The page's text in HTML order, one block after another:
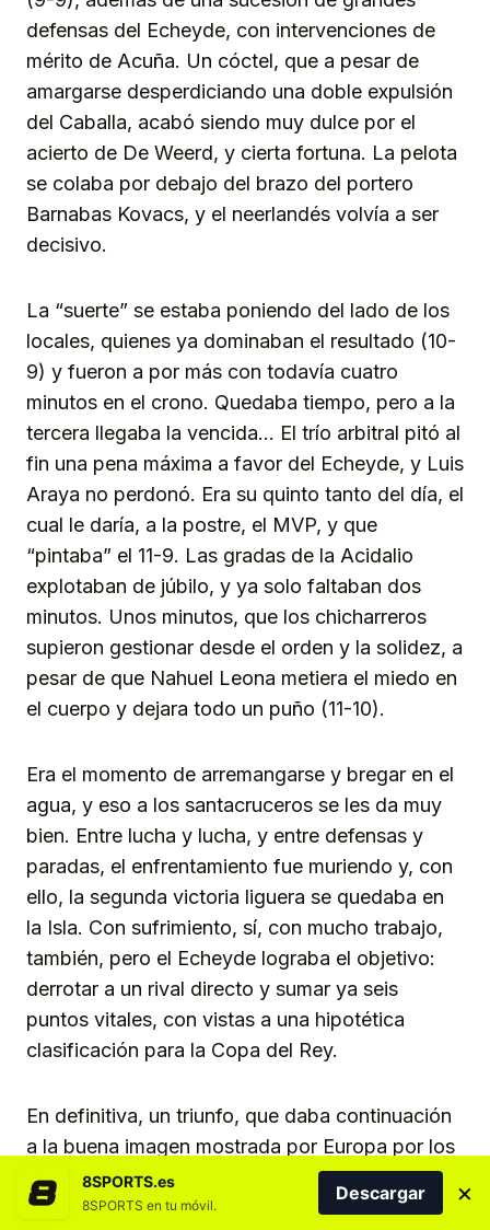
defensas del Echeyde, con intervenciones de
mérito de Acuña. Un cóctel, que a pesar de
amargarse desperdiciando una doble expulsión
del Caballa, acabó siendo muy dulce por el
acierto de De Weerd, y cierta fortuna. La pelota
se colaba por debajo del brazo del portero
Barnabas Kovacs, y el neerlandés volvía a ser
decisivo.
La “suerte” se estaba poniendo del lado de los
locales, quienes ya dominaban el resultado (10-
9) y fueron a por más con todavía cuatro
minutos en el crono. Quedaba tiempo, pero a la
tercera llegaba la vencida… El trío arbitral pitó al
fin una pena máxima a favor del Echeyde, y Luis
Araya no perdonó. Era su quinto tanto del día, el
cual le daría, a la postre, el MVP, y que
“pintaba” el 11-9. Las gradas de la Acidalio
explotaban de júbilo, y ya solo faltaban dos
minutos. Unos minutos, que los chicharreros
supieron gestionar desde el orden y la solidez, a
pesar de que Nahuel Leona metiera el miedo en
el cuerpo y dejara todo un puño (11-10).
Era el momento de arremangarse y bregar en el
agua, y eso a los santacruceros se les da muy
bien. Entre lucha y lucha, y entre defensas y
paradas, el enfrentamiento fue muriendo y, con
ello, la segunda victoria liguera se quedaba en
la Isla. Con sufrimiento, sí, con mucho trabajo,
también, pero el Echeyde lograba el objetivo:
derrotar a un rival directo y sumar ya seis
puntos vitales, con vistas a una hipotética
clasificación para la Copa del Rey.
En definitiva, un triunfo, que daba continuación
a la buena imagen mostrada por Europa por los
pupilos de Albert Español. El siguiente reto: el
sábado próximo (14:30h), de nuevo en casa, y
8SPORTS.es
8SPORTS en tu móvil.
Descargar ×